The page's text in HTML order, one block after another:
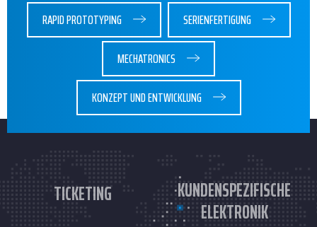
RAPID PROTOTYPING
SERIENFERTIGUNG
MECHATRONICS
KONZEPT UND ENTWICKLUNG
TICKETING KUNDENSPEZIFISCHE
ELEKTRONIK